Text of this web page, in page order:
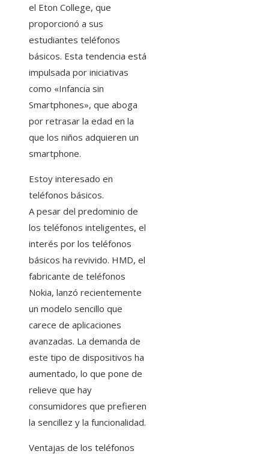
el Eton College, que
proporcionó a sus
estudiantes teléfonos
básicos. Esta tendencia está
impulsada por iniciativas
como «Infancia sin
Smartphones», que aboga
por retrasar la edad en la
que los niños adquieren un
smartphone.
Estoy interesado en
teléfonos básicos.
A pesar del predominio de
los teléfonos inteligentes, el
interés por los teléfonos
básicos ha revivido. HMD, el
fabricante de teléfonos
Nokia, lanzó recientemente
un modelo sencillo que
carece de aplicaciones
avanzadas. La demanda de
este tipo de dispositivos ha
aumentado, lo que pone de
relieve que hay
consumidores que prefieren
la sencillez y la funcionalidad.
Ventajas de los teléfonos